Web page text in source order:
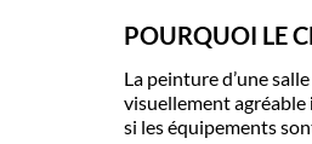
POURQUOI LE
La peinture d’une
visuellement agréable
si les équipements